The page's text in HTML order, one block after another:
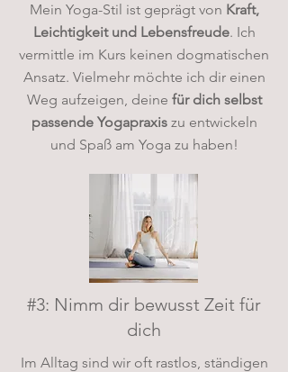
Mein Yoga-Stil ist geprägt von Kraft,
Leichtigkeit und Lebensfreude. Ich
vermittle im Kurs keinen dogmatischen
Ansatz. Vielmehr möchte ich dir einen
Weg aufzeigen, deine für dich selbst
passende Yogapraxiszu entwickeln
und Spaß am Yoga zu haben!
#3: Nimm dir bewusst Zeit für
dich
Im Alltag sind wir oft rastlos, ständigen